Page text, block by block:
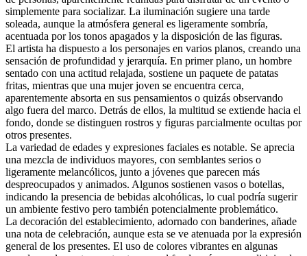
simplemente para socializar. La iluminación sugiere una tarde
soleada, aunque la atmósfera general es ligeramente sombría,
acentuada por los tonos apagados y la disposición de las figuras.
El artista ha dispuesto a los personajes en varios planos, creando una
sensación de profundidad y jerarquía. En primer plano, un hombre
sentado con una actitud relajada, sostiene un paquete de patatas
fritas, mientras que una mujer joven se encuentra cerca,
aparentemente absorta en sus pensamientos o quizás observando
algo fuera del marco. Detrás de ellos, la multitud se extiende hacia el
fondo, donde se distinguen rostros y figuras parcialmente ocultas por
otros presentes.
La variedad de edades y expresiones faciales es notable. Se aprecia
una mezcla de individuos mayores, con semblantes serios o
ligeramente melancólicos, junto a jóvenes que parecen más
despreocupados y animados. Algunos sostienen vasos o botellas,
indicando la presencia de bebidas alcohólicas, lo cual podría sugerir
un ambiente festivo pero también potencialmente problemático.
La decoración del establecimiento, adornado con banderines, añade
una nota de celebración, aunque esta se ve atenuada por la expresión
general de los presentes. El uso de colores vibrantes en algunas